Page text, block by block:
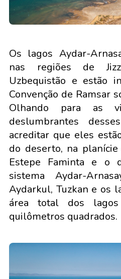
Os lagos Aydar-
nas regiões de
Uzbequistão e estão
Convenção de Ramsar
Olhando para as
deslumbrantes
acreditar que eles
do deserto, na
Estepe Faminta e o
sistema Aydar-
Aydarkul, Tuzkan e os
área total dos
quilômetros quadrados.